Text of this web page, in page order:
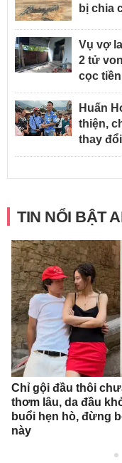
bị chia
Vụ vợ
2 tử
cọc
Huấn
thiện,
thay
TIN NỔI BẬT
Chỉ gội đầu thôi
thơm lâu, da đầu
buổi hẹn hò, đừng
này